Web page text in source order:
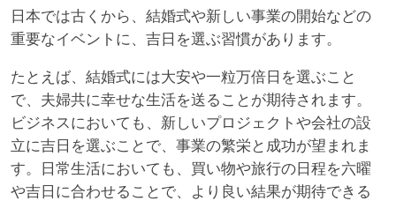
日本では古くから、結婚式や新しい事業の開始などの
重要なイベントに、吉日を選ぶ習慣があります。
たとえば、結婚式には大安や一粒万倍日を選ぶこと
で、夫婦共に幸せな生活を送ることが期待されます。
ビジネスにおいても、新しいプロジェクトや会社の設
立に吉日を選ぶことで、事業の繁栄と成功が望まれま
す。日常生活においても、買い物や旅行の日程を六曜
や吉日に合わせることで、より良い結果が期待できる